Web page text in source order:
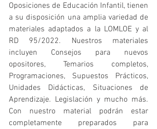
Oposiciones de Educación Infantil, tienen
a su disposición una amplia variedad de
materiales adaptados a la LOMLOE y al
RD 95/2022. Nuestros materiales
incluyen Consejos para nuevos
opositores, Temarios completos,
Programaciones, Supuestos Prácticos,
Unidades Didácticas, Situaciones de
Aprendizaje. Legislación y mucho más.
Con nuestro material podrán estar
completamente preparados para